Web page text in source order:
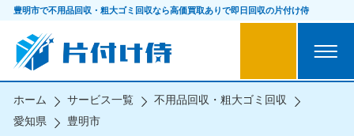
豊明市で不用品回収・粗大ゴミ回収なら高価買取ありで即日回収の片付け侍
ホーム サービス一覧
不用品回収・粗大ゴミ回収
愛知県
豊明市